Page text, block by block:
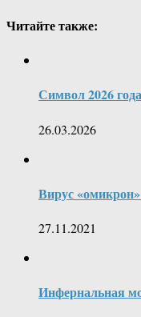
Читайте также:
Символ 2026
26.03.2026
Вирус
27.11.2021
Инфернальная